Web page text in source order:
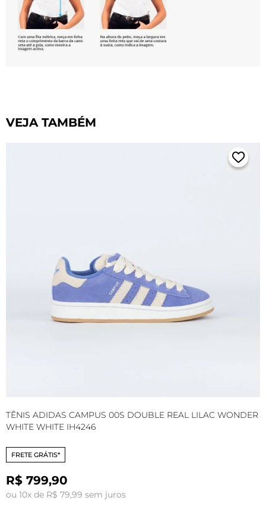
VEJA TAMBÉM
TÊNIS ADIDAS CAMPUS 00S DOUBLE REAL LILAC WONDER
WHITE WHITE IH4246
FRETE GRÁTIS*
R$ 799,90
ou 10x de R$ 79,99 sem juros